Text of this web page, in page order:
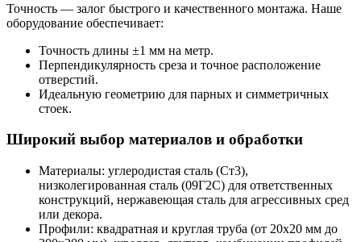
Точность — залог быстрого и качественного монтажа. Наше
оборудование обеспечивает:
Точность длины ±1 мм на метр.
Перпендикулярность среза и точное расположение
отверстий.
Идеальную геометрию для парных и симметричных
стоек.
Широкий выбор материалов и обработки
Материалы: углеродистая сталь (Ст3),
низколегированная сталь (09Г2С) для ответственных
конструкций, нержавеющая сталь для агрессивных сред
или декора.
Профили: квадратная и круглая труба (от 20x20 мм до